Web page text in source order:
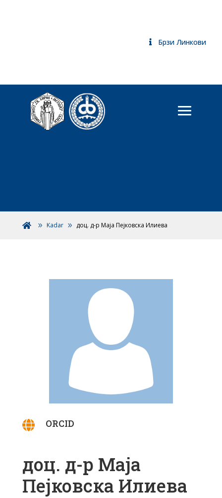
Брзи Линкови
 Kadar доц. д-р Маја Пејковска Илиева
 ORCID
доц. д-р Маја
Пејковска Илиева